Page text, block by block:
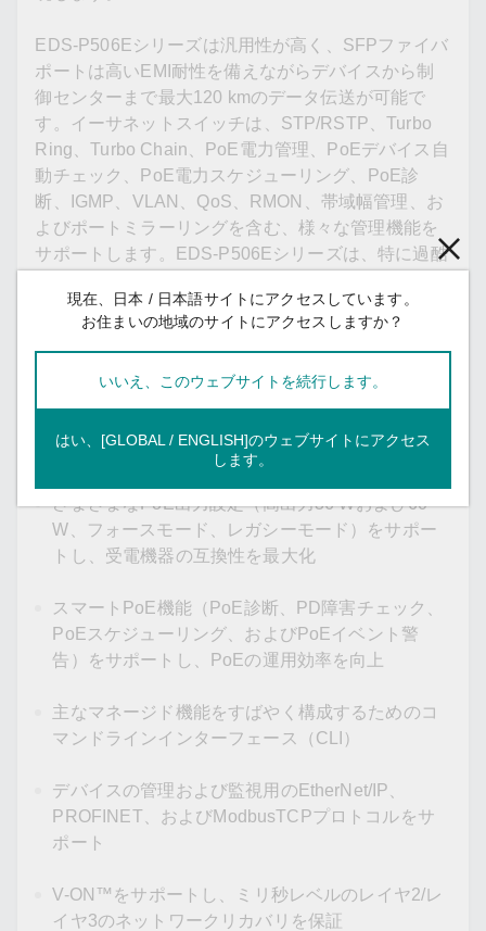
EDS-P506Eシリーズは汎用性が高く、SFPファイバ
ポートは高いEMI耐性を備えながらデバイスから制
御センターまで最大120 kmのデータ伝送が可能で
す。イーサネットスイッチは、STP/RSTP、Turbo
Ring、Turbo Chain、PoE電力管理、PoEデバイス自
動チェック、PoE電力スケジューリング、PoE診
断、IGMP、VLAN、QoS、RMON、帯域幅管理、お
よびポートミラーリングを含む、様々な管理機能を
サポートします。EDS-P506Eシリーズは、特に過酷
kVサージ保護を備え、PoEシステムの途切れない信
頼性を保証します。
その他の機能とメリット
さまざまなPoE出力設定（高出力36 Wおよび60
W、フォースモード、レガシーモード）をサポー
トし、受電機器の互換性を最大化
スマートPoE機能（PoE診断、PD障害チェック、
PoEスケジューリング、およびPoEイベント警
告）をサポートし、PoEの運用効率を向上
主なマネージド機能をすばやく構成するためのコ
マンドラインインターフェース（CLI）
デバイスの管理および監視用のEtherNet/IP、
PROFINET、およびModbusTCPプロトコルをサ
ポート
V-ON™をサポートし、ミリ秒レベルのレイヤ2/レ
イヤ3のネットワークリカバリを保証
現在、日本 / 日本語サイトにアクセスしています。
お住まいの地域のサイトにアクセスしますか？
いいえ、このウェブサイトを続行します。
はい、[GLOBAL / ENGLISH]のウェブサイトにアクセス
します。